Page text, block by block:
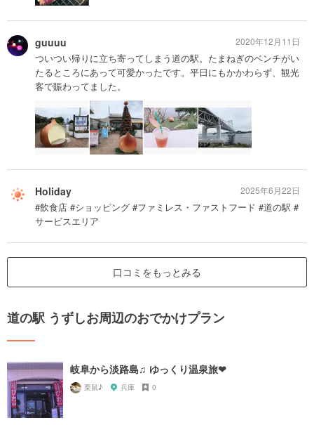
guuuu
ついつい帰りに立ち寄ってしまう道の駅。たまねぎのベンチがい
たるところにあって可愛かったです。平日にもかかわらず、観光
客で賑わってました。
2020年12月11日
Holiday
#飲食店 #ショッピング #ファミレス・ファストフード #道の駅 #
サービスエリア
2025年6月22日
口コミをもっとみる
道の駅 うずしお周辺のおでかけプラン
岐阜から淡路島♫ ゆっくり温泉旅❤︎
栗鼠♪ 兵庫 0